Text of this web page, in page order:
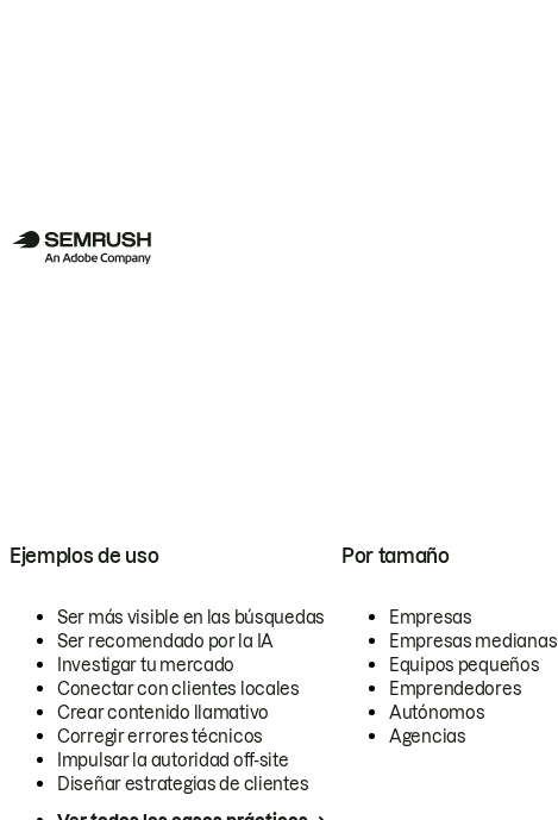
Ejemplos de uso
Ser más visible en las búsquedas
Ser recomendado por la IA
Investigar tu mercado
Conectar con clientes locales
Crear contenido llamativo
Corregir errores técnicos
Impulsar la autoridad off-site
Diseñar estrategias de clientes
Por tamaño
Empresas
Empresas medianas
Equipos pequeños
Emprendedores
Autónomos
Agencias